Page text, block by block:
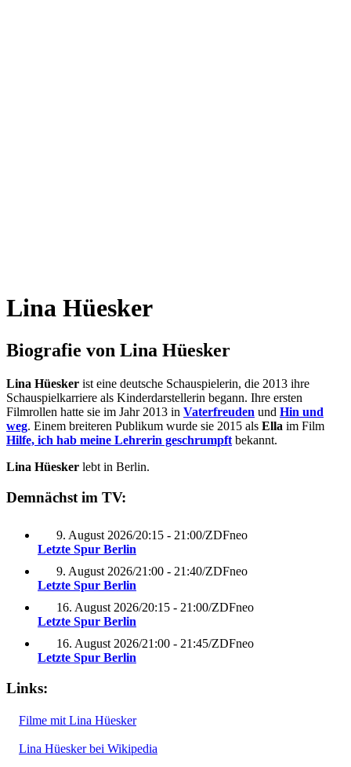
Lina Hüesker
Biografie von Lina Hüesker
Lina Hüesker ist eine deutsche Schauspielerin, die 2013 ihre
Schauspielkarriere als Kinderdarstellerin begann. Ihre ersten
Filmrollen hatte sie im Jahr 2013 in Vaterfreuden und Hin und
weg. Einem breiteren Publikum wurde sie 2015 als Ella im Film
Hilfe, ich hab meine Lehrerin geschrumpft bekannt.
Lina Hüesker lebt in Berlin.
Demnächst im TV:
9. August 2026/20:15 - 21:00/ZDFneo
Letzte Spur Berlin
9. August 2026/21:00 - 21:40/ZDFneo
Letzte Spur Berlin
16. August 2026/20:15 - 21:00/ZDFneo
Letzte Spur Berlin
16. August 2026/21:00 - 21:45/ZDFneo
Letzte Spur Berlin
Links:
Filme mit Lina Hüesker
Lina Hüesker bei Wikipedia